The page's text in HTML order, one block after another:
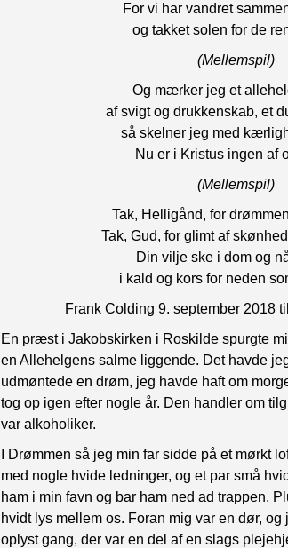
For vi har vandret
og takket solen for de
(Mellemspil)
Og mærker jeg et
af svigt og drukkenskab, et
så skelner jeg med
Nu er i Kristus ingen af
(Mellemspil)
Tak, Helligånd, for
Tak, Gud, for glimt af
Din vilje ske i dom og
i kald og kors for neden
Frank Colding 9. september 2018
En præst i Jakobskirken i Roskilde spurgte
en Allehelgens salme liggende. Det havde
udmøntede en drøm, jeg havde haft om
tog op igen efter nogle år. Den handler om
var alkoholiker.
I Drømmen så jeg min far sidde på et mørkt
med nogle hvide ledninger, og et par små
ham i min favn og bar ham ned ad trappen.
hvidt lys mellem os. Foran mig var en dør, og
oplyst gang, der var en del af en slags